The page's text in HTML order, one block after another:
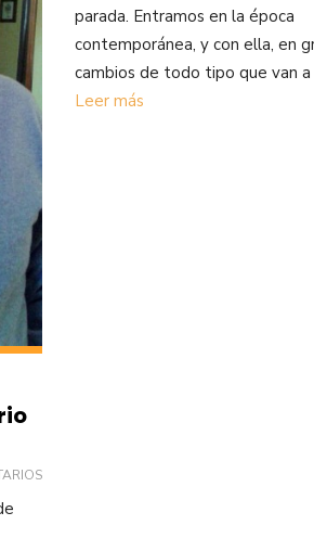
parada. Entramos en la época
contemporánea, y con ella, en
cambios de todo tipo que van
Leer más